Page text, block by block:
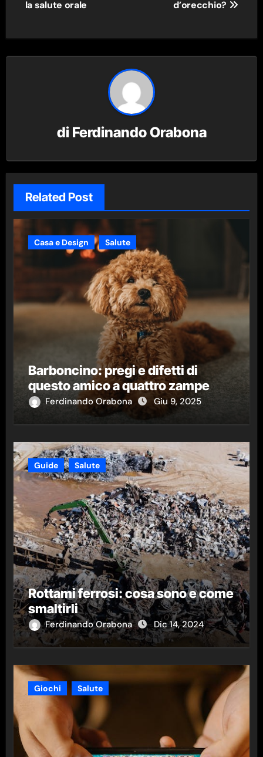
la salute orale d’orecchio?
di Ferdinando Orabona
Related Post
Casa e Design Salute
Barboncino: pregi e difetti di
questo amico a quattro zampe
Ferdinando Orabona Giu 9, 2025
Guide Salute
Rottami ferrosi: cosa sono e come
smaltirli
Ferdinando Orabona Dic 14, 2024
Giochi Salute